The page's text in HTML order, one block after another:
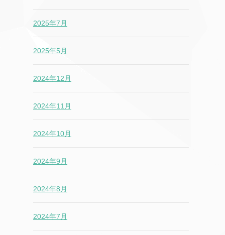
2025年7月
2025年5月
2024年12月
2024年11月
2024年10月
2024年9月
2024年8月
2024年7月